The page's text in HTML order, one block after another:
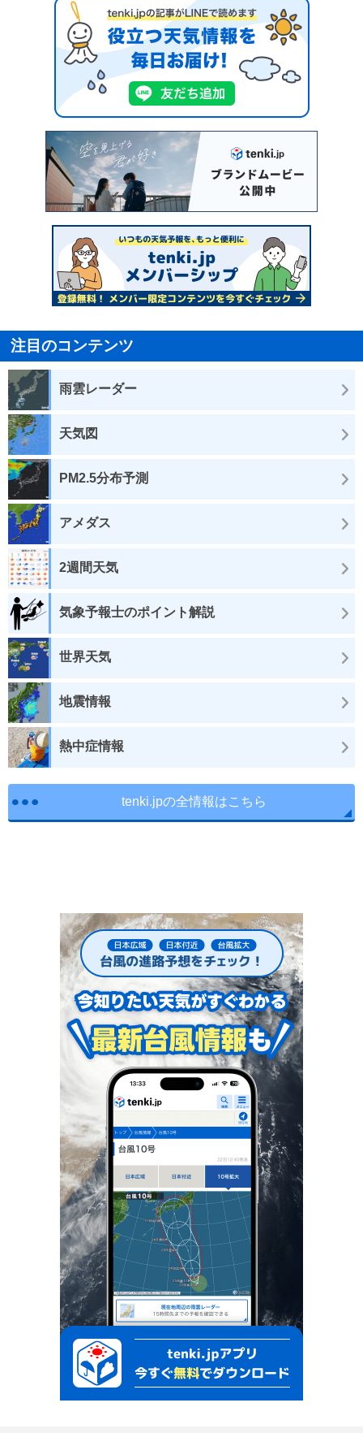
注目のコンテンツ
雨雲レーダー
天気図
PM2.5分布予測
アメダス
2週間天気
気象予報士のポイント解説
世界天気
地震情報
熱中症情報
tenki.jpの全情報はこちら